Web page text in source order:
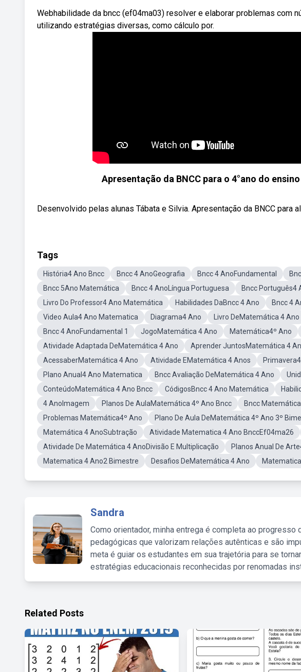
Webhabilidade da bncc (ef04ma03) resolver e elaborar problemas com
utilizando estratégias diversas, como cálculo por.
Apresentação da BNCC para o 4°ano do
Desenvolvido pelas alunas Tábata e Silvia. Apresentação da BNCC para
Tags
História4 Ano Bncc Bncc 4 AnoGeografia Bncc 4 AnoFundamental
Bncc 5Ano Matemática
Bncc 4 AnoLíngua Portuguesa Bncc Português4
Livro Do Professor4 Ano Matemática
Habilidades DaBncc 4 Ano Bncc 4
Video Aula4 Ano Matematica
Diagrama4 Ano Livro DeMatemática 4 Ano
Bncc 4 AnoFundamental 1
JogoMatemática 4 Ano Matemática4º Ano
Atividade Adaptada DeMatemática 4 Ano
Aprender JuntosMatemática 4
AcessaberMatemática 4 Ano
Atividade EMatemática 4 Anos
Plano Anual4 Ano Matematica
Bncc Avaliação DeMatemática 4 Ano
ConteúdoMatemática 4 Ano Bncc
CódigosBncc 4 Ano Matemática
4 AnoImagem
Planos De AulaMatemática 4º Ano Bncc Bncc
Problemas Matemática4º Ano
Plano De Aula DeMatemática 4º Ano 3º
Matemática 4 AnoSubtração
Atividade Matematica 4 Ano BnccEf04ma26
Atividade De Matemática 4 AnoDivisão E Multiplicação
Planos Anual De
Matematica 4 Ano2 Bimestre
Desafios DeMatemática 4 Ano
Sandra
Como orientador, minha entrega é completa ao
pedagógicas que valorizam relações autênticas e são
meta é guiar os estudantes em sua trajetória para se
estratégias educacionais reconhecidas por renomadas
Related Posts